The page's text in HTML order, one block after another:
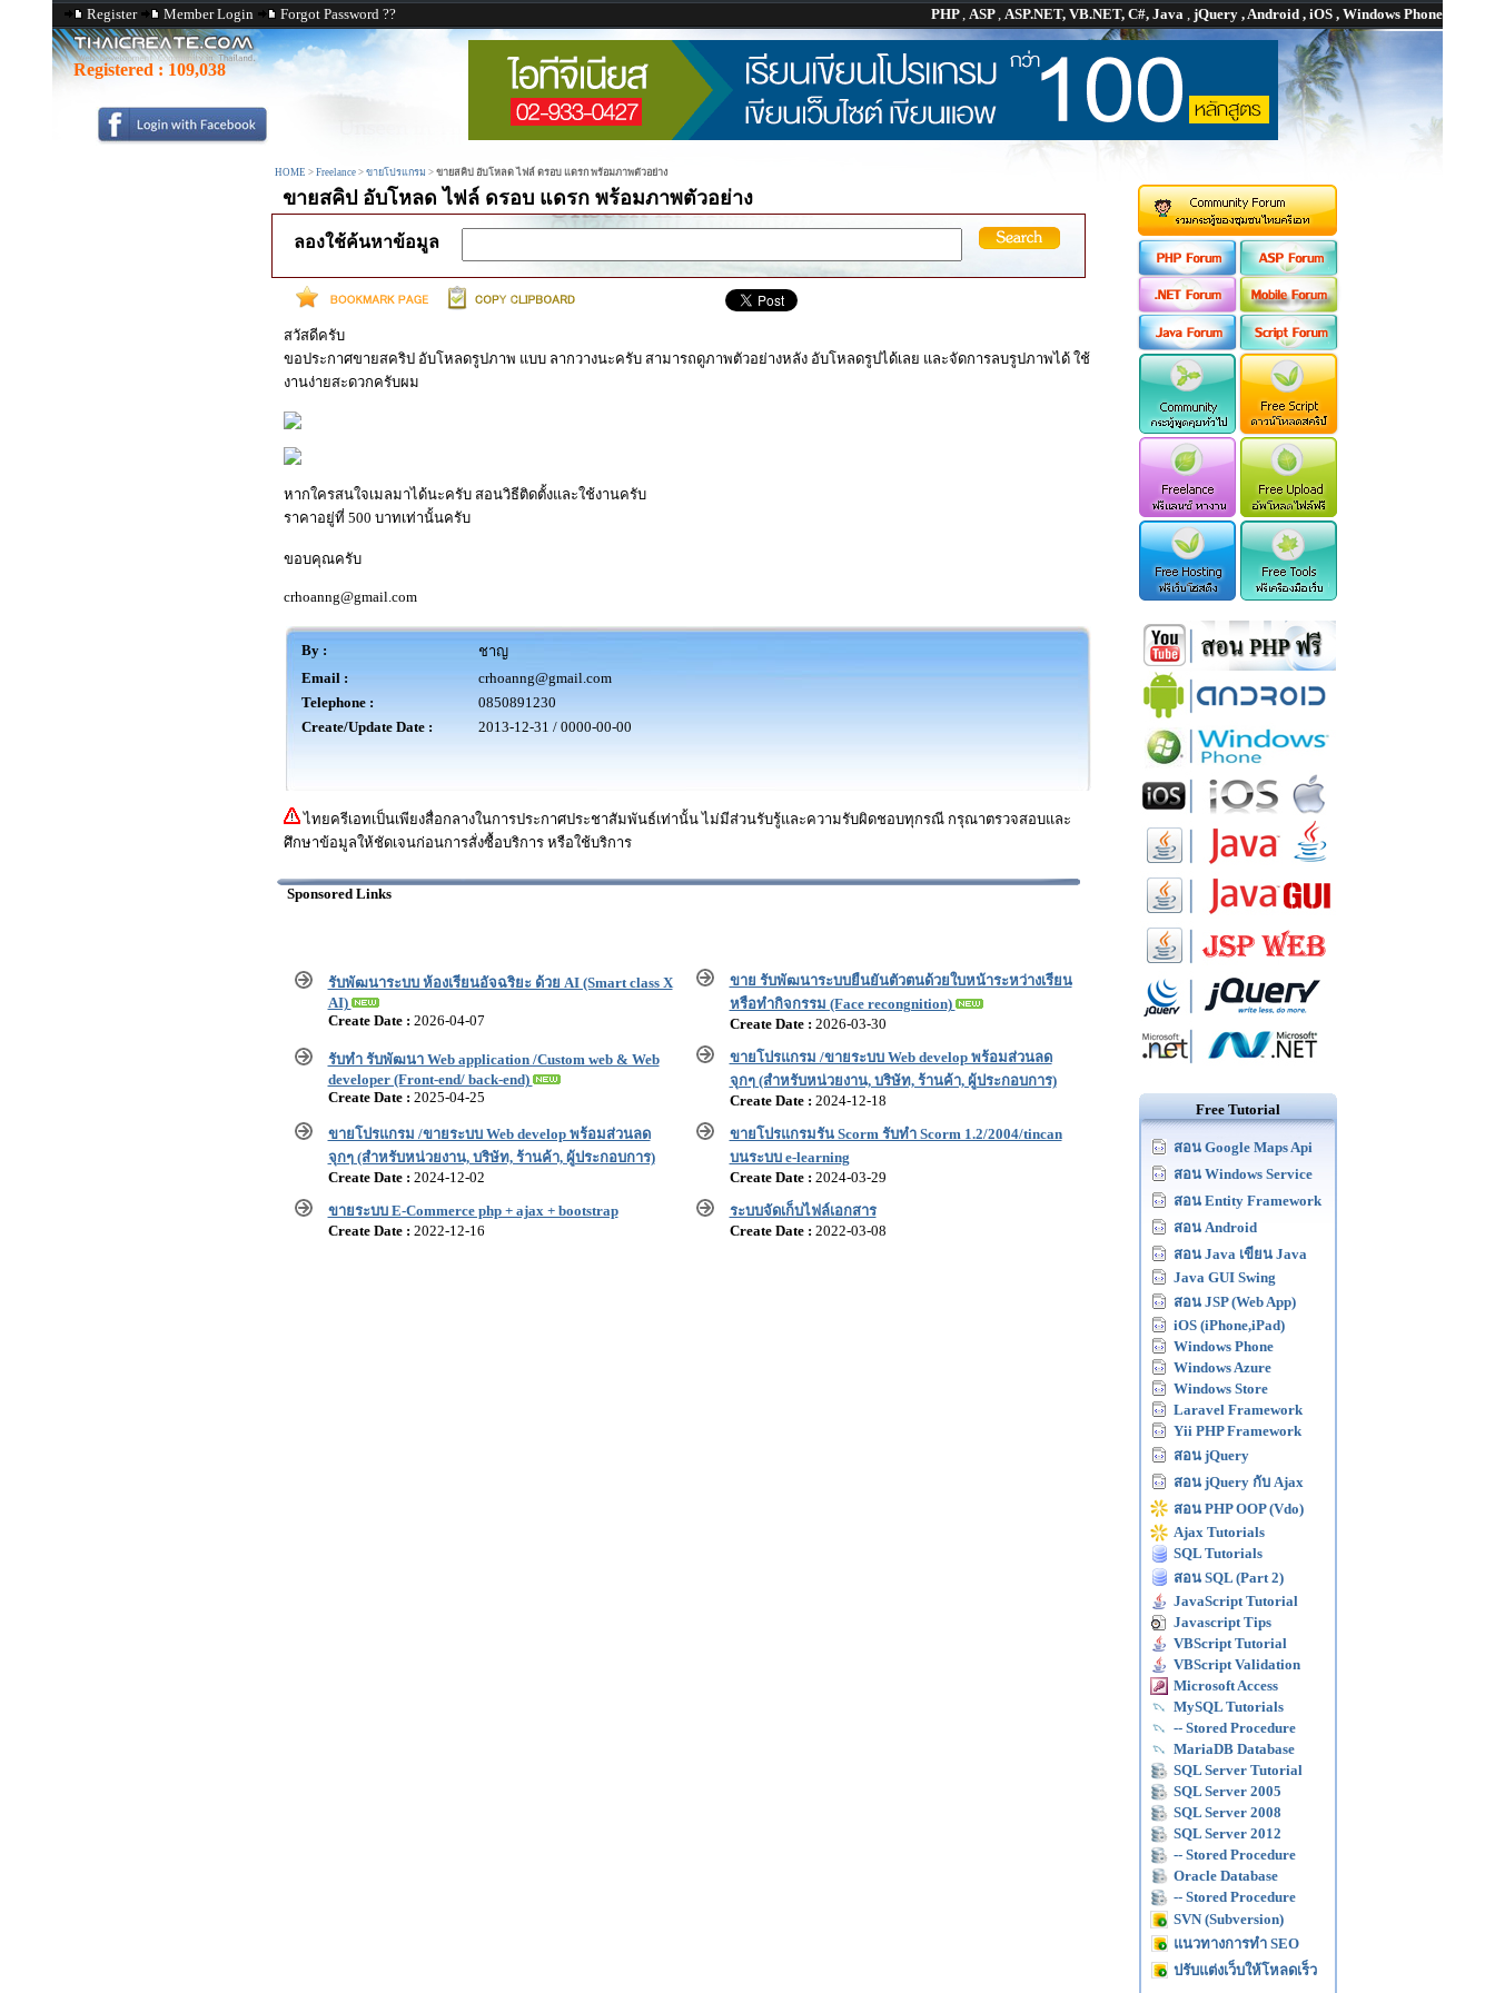
Register Member Login Forgot Password ?? PHP, ASP, ASP.NET, VB.NET, C#, Java , jQuery , Android , iOS , Windows Phone
Registered : 109,038
HOME > Freelance > ขายโปรแกรม > ขายสคิป อับโหลด ไฟล์ ดรอบ แดรก พร้อมภาพตัวอย่าง
ขายสคิป อับโหลด ไฟล์ ดรอบ แดรก พร้อมภาพตัวอย่าง
ลองใช้ค้นหาข้อมูล
สวัสดีครับ
ขอประกาศขายสคริป อับโหลดรูปภาพ แบบ ลากวางนะครับ สามารถดูภาพตัวอย่างหลัง อับโหลดรูปได้เลย และจัดการลบรูปภาพได้ ใช้
งานง่ายสะดวกครับผม
หากใครสนใจเมลมาได้นะครับ สอนวิธีติดตั้งและใช้งานครับ
ราคาอยู่ที่ 500 บาทเท่านั้นครับ
ขอบคุณครับ
crhoanng@gmail.com
By :
ชาญ
Email :
crhoanng@gmail.com
Telephone :
0850891230
Create/Update Date :
2013-12-31 / 0000-00-00
ไทยครีเอทเป็นเพียงสื่อกลางในการประกาศประชาสัมพันธ์เท่านั้น ไม่มีส่วนรับรู้และความรับผิดชอบทุกรณี กรุณาตรวจสอบและ
ศึกษาข้อมูลให้ชัดเจนก่อนการสั่งซื้อบริการ หรือใช้บริการ
Sponsored Links
รับพัฒนาระบบ ห้องเรียนอัจฉริยะ ด้วย AI (Smart class X
AI)
Create Date : 2026-04-07
ขาย รับพัฒนาระบบยืนยันตัวตนด้วยใบหน้าระหว่างเรียน
หรือทำกิจกรรม (Face recongnition)
Create Date : 2026-03-30
รับทำ รับพัฒนา Web application /Custom web & Web
developer (Front-end/ back-end)
Create Date : 2025-04-25
ขายโปรแกรม /ขายระบบ Web develop พร้อมส่วนลด
จุกๆ (สำหรับหน่วยงาน, บริษัท, ร้านค้า, ผู้ประกอบการ)
Create Date : 2024-12-18
ขายโปรแกรม /ขายระบบ Web develop พร้อมส่วนลด
จุกๆ (สำหรับหน่วยงาน, บริษัท, ร้านค้า, ผู้ประกอบการ)
Create Date : 2024-12-02
ขายโปรแกรมรัน Scorm รับทำ Scorm 1.2/2004/tincan
บนระบบ e-learning
Create Date : 2024-03-29
ขายระบบ E-Commerce php + ajax + bootstrap
Create Date : 2022-12-16
ระบบจัดเก็บไฟล์เอกสาร
Create Date : 2022-03-08
Free Tutorial
สอน Google Maps Api
สอน Windows Service
สอน Entity Framework
สอน Android
สอน Java เขียน Java
Java GUI Swing
สอน JSP (Web App)
iOS (iPhone,iPad)
Windows Phone
Windows Azure
Windows Store
Laravel Framework
Yii PHP Framework
สอน jQuery
สอน jQuery กับ Ajax
สอน PHP OOP (Vdo)
Ajax Tutorials
SQL Tutorials
สอน SQL (Part 2)
JavaScript Tutorial
Javascript Tips
VBScript Tutorial
VBScript Validation
Microsoft Access
MySQL Tutorials
-- Stored Procedure
MariaDB Database
SQL Server Tutorial
SQL Server 2005
SQL Server 2008
SQL Server 2012
-- Stored Procedure
Oracle Database
-- Stored Procedure
SVN (Subversion)
แนวทางการทำ SEO
ปรับแต่งเว็บให้โหลดเร็ว